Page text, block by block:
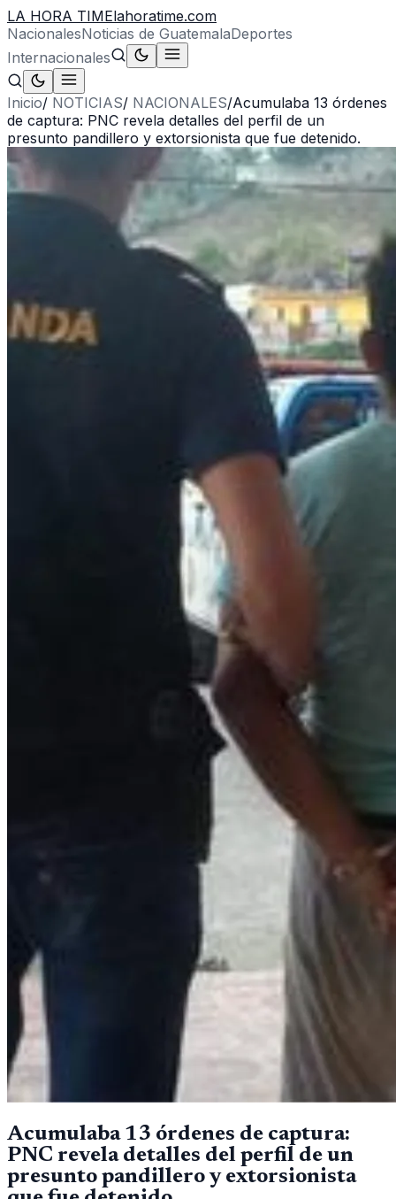
LA HORA TIMElahoratime.com
NacionalesNoticias de GuatemalaDeportes
Internacionales
Inicio/ NOTICIAS/ NACIONALES/Acumulaba 13 órdenes
de captura: PNC revela detalles del perfil de un
presunto pandillero y extorsionista que fue detenido.
Acumulaba 13 órdenes de captura:
PNC revela detalles del perfil de un
presunto pandillero y extorsionista